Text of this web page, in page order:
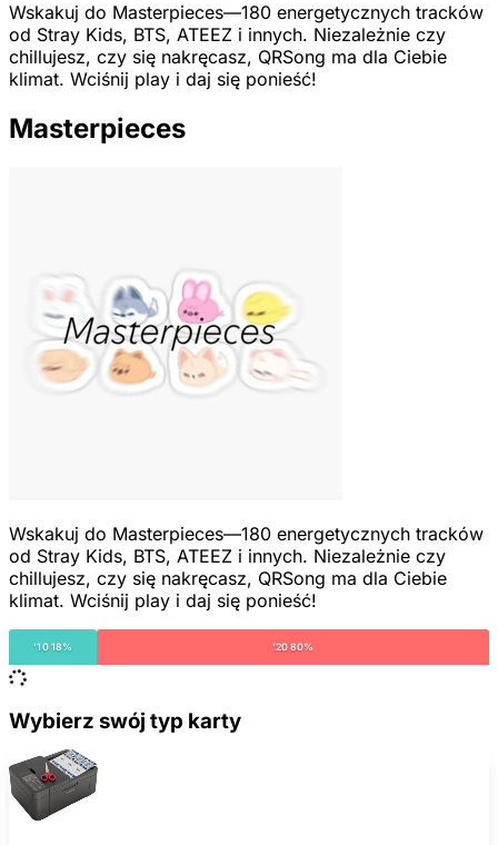
Wskakuj do Masterpieces—180 energetycznych tracków
od Stray Kids, BTS, ATEEZ i innych. Niezależnie czy
chillujesz, czy się nakręcasz, QRSong ma dla Ciebie
klimat. Wciśnij play i daj się ponieść!
Masterpieces
Wskakuj do Masterpieces—180 energetycznych tracków
od Stray Kids, BTS, ATEEZ i innych. Niezależnie czy
chillujesz, czy się nakręcasz, QRSong ma dla Ciebie
klimat. Wciśnij play i daj się ponieść!
'10 18% '20 80%
Wybierz swój typ karty